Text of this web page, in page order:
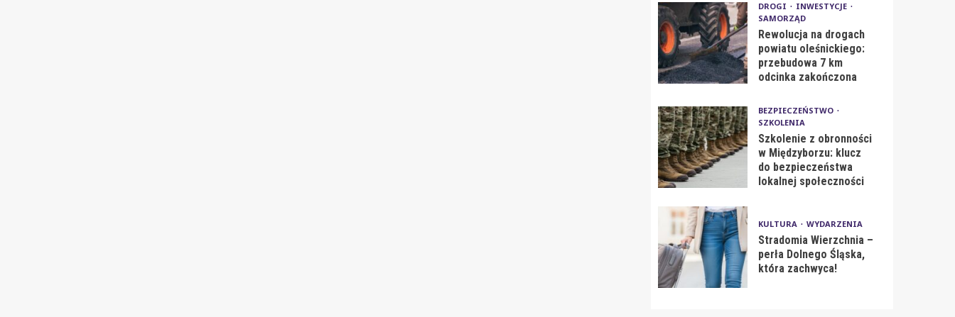
DROGI
INWESTYCJE
SAMORZĄD
Rewolucja na drogach
powiatu oleśnickiego:
przebudowa 7 km
odcinka zakończona
BEZPIECZEŃSTWO
SZKOLENIA
Szkolenie z obronności
w Międzyborzu: klucz
do bezpieczeństwa
lokalnej społeczności
KULTURA WYDARZENIA
Stradomia Wierzchnia –
perła Dolnego Śląska,
która zachwyca!